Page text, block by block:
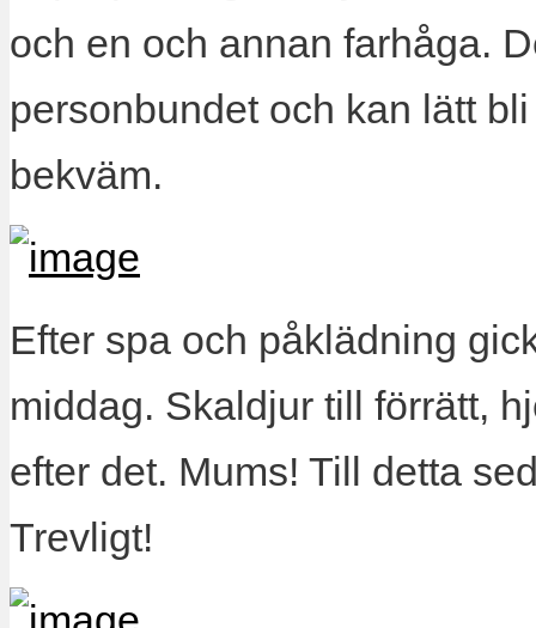
och en och annan farhåga.
personbundet och kan lätt
bekväm.
Efter spa och påklädning
middag. Skaldjur till förrätt,
efter det. Mums! Till detta
Trevligt!